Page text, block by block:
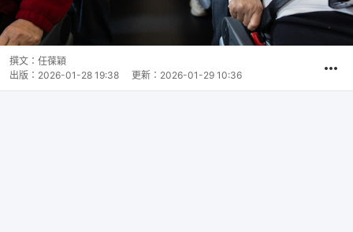
撰文： 任葆穎
出版： 2026-01-28 19:38 更新： 2026-01-29 10:36